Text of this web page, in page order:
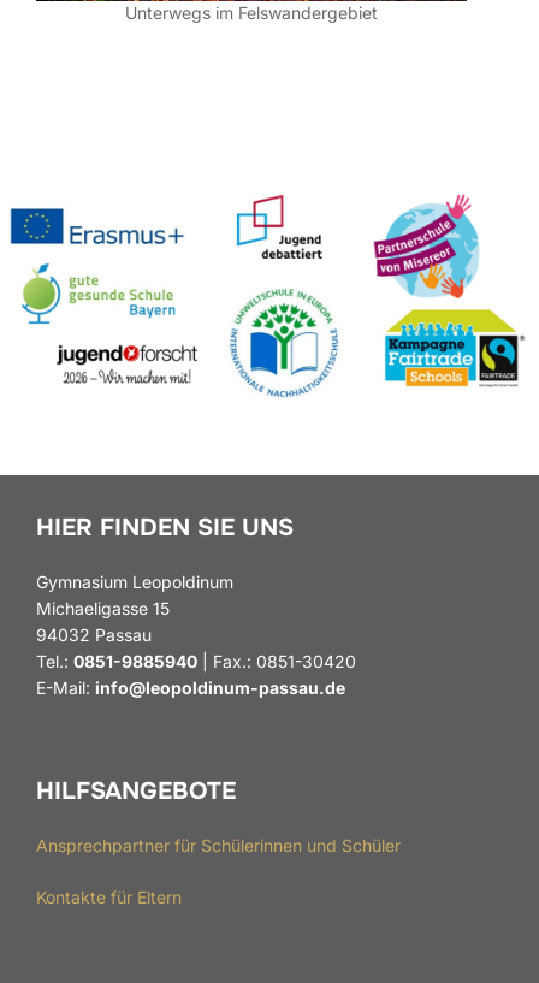
Unterwegs im Felswandergebiet
HIER FINDEN SIE UNS
Gymnasium Leopoldinum
Michaeligasse 15
94032 Passau
Tel.: 0851-9885940 | Fax.: 0851-30420
E-Mail: info@leopoldinum-passau.de
HILFSANGEBOTE
Ansprechpartner für Schülerinnen und Schüler
Kontakte für Eltern